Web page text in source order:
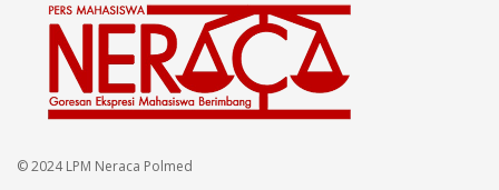
© 2024 LPM Neraca Polmed